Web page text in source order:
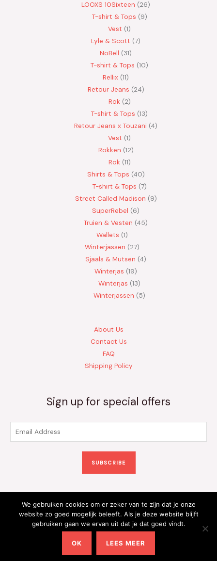
LOOXS 10Sixteen
26
T-shirt & Tops 9
Vest 1
Lyle & Scott 7
NoBell
31
T-shirt & Tops 10
Rellix 11
Retour Jeans 24
Rok 2
T-shirt & Tops 13
Retour Jeans x Touzani 4
Vest 1
Rokken 12
Rok 11
Shirts & Tops 40
T-shirt & Tops 7
Street Called Madison 9
SuperRebel
6
Truien & Vesten 45
Wallets 1
Winterjassen
27
Sjaals & Mutsen 4
Winterjas 19
Winterjas 13
Winterjassen
5
About Us
Contact Us
FAQ
Shipping Policy
Sign up for special offers
m
SUBSCRIBE
Copyright © 2026 Kinderkleding Onlineshop | Powered by
Kinderkleding Onlineshop
We gebruiken cookies om er zeker van te zijn dat je onze
website zo goed mogelijk beleeft. Als je deze website blijft
gebruiken gaan we ervan uit dat je dat goed vindt.
OK LEES MEER